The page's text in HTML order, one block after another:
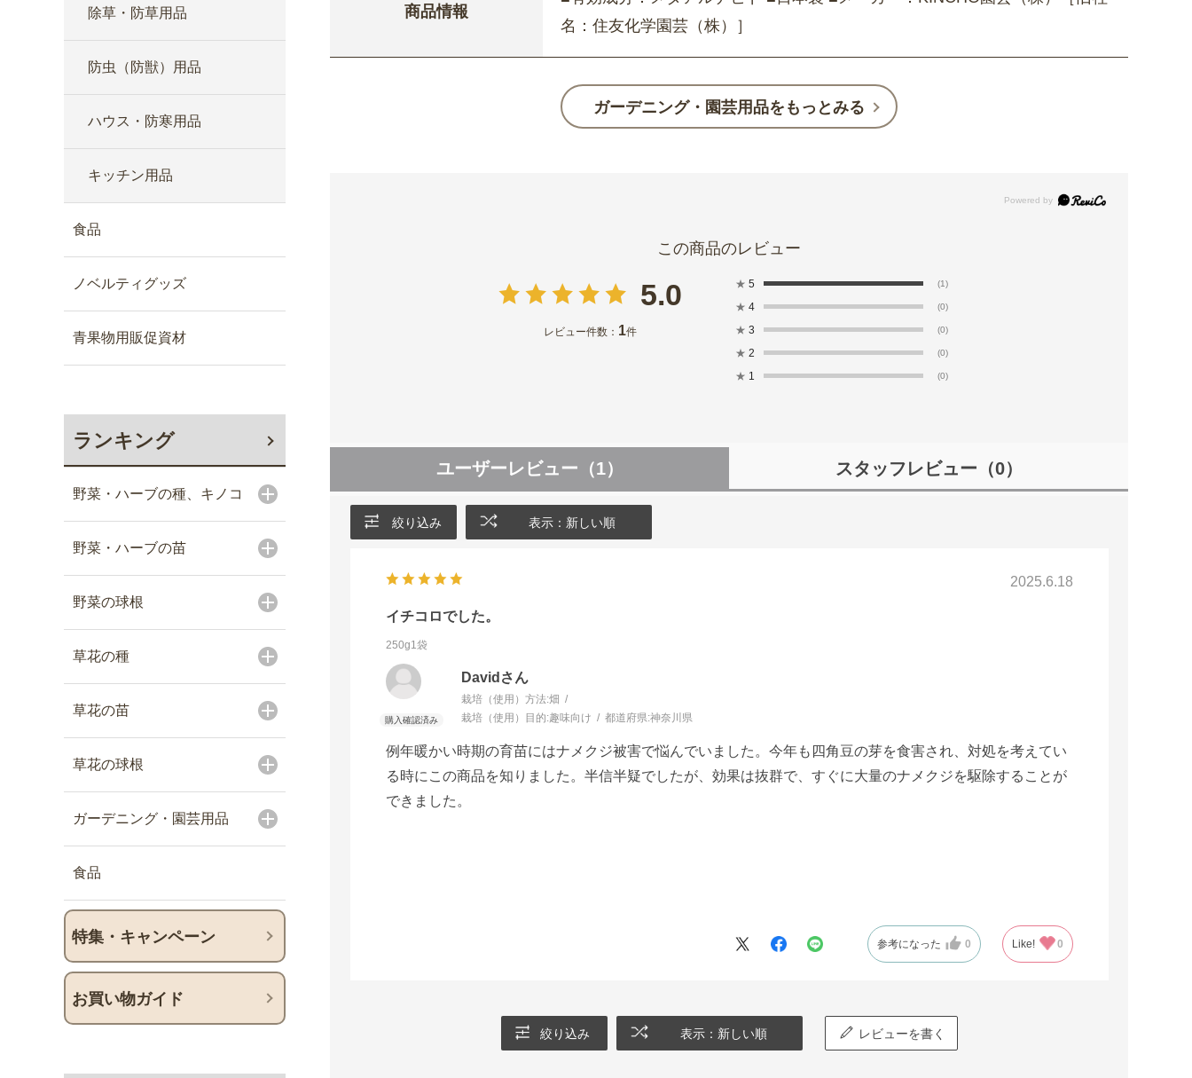
除草・防草用品
防虫（防獣）用品
ハウス・防寒用品
キッチン用品
食品
ノベルティグッズ
青果物用販促資材
ランキング
野菜・ハーブの種、キノコ
野菜・ハーブの苗
野菜の球根
草花の種
草花の苗
草花の球根
ガーデニング・園芸用品
食品
特集・キャンペーン
お買い物ガイド
商品情報
名：住友化学園芸（株）］
ガーデニング・園芸用品をもっとみる
5.0
レビュー件数： 1件
★ 5 (1)
★ 4 (0)
★ 3 (0)
★ 2 (0)
★ 1 (0)
ユーザーレビュー （1） スタッフレビュー （0）
絞り込み 表示：新しい順
2025.6.18
イチコロでした。
250g1袋
Davidさん
栽培（使用）方法:畑
栽培（使用）目的:趣味向け 都道府県:神奈川県
例年暖かい時期の育苗にはナメクジ被害で悩んでいました。今年も四角豆の芽を食害され、対処を考えてい
る時にこの商品を知りました。半信半疑でしたが、効果は抜群で、すぐに大量のナメクジを駆除することが
できました。
参考になった 0 Like! 0
絞り込み 表示：新しい順 レビューを書く